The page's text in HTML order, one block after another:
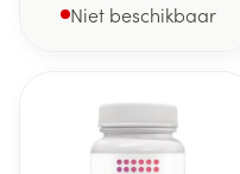
Niet beschikbaar